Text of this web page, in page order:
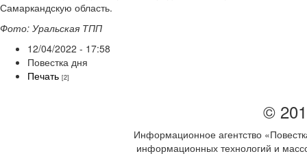
Самаркандскую область.
Фото: Уральская ТПП
12/04/2022 - 17:58
Повестка дня
Печать [2]
©
Информационное агентство
информационных технологий и